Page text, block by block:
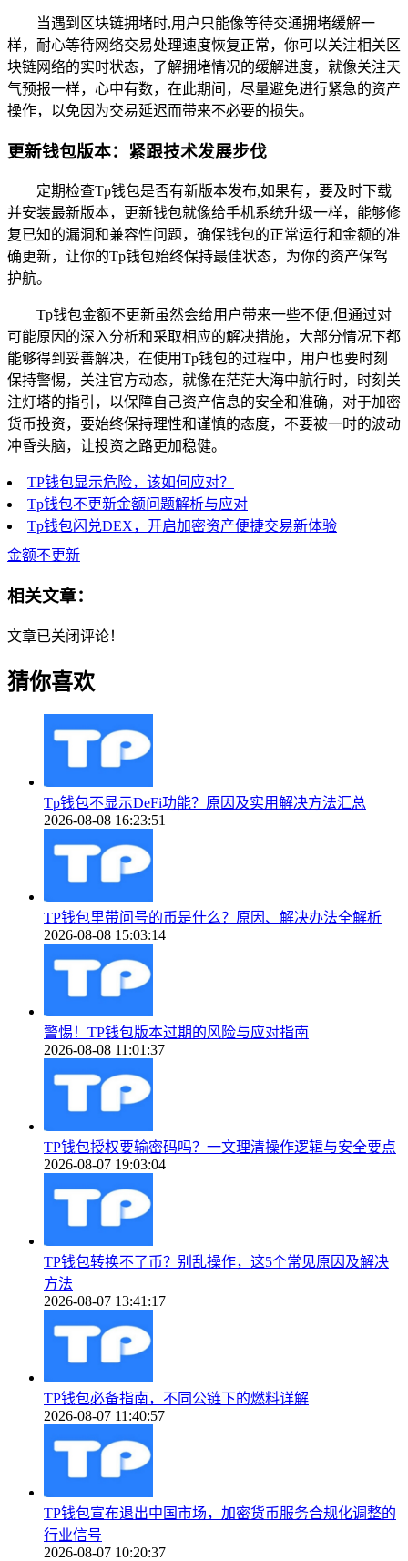
当遇到区块链拥堵时,用户只能像等待交通拥堵缓解一
样，耐心等待网络交易处理速度恢复正常，你可以关注相关区
块链网络的实时状态，了解拥堵情况的缓解进度，就像关注天
气预报一样，心中有数，在此期间，尽量避免进行紧急的资产
操作，以免因为交易延迟而带来不必要的损失。
更新钱包版本：紧跟技术发展步伐
定期检查Tp钱包是否有新版本发布,如果有，要及时下载
并安装最新版本，更新钱包就像给手机系统升级一样，能够修
复已知的漏洞和兼容性问题，确保钱包的正常运行和金额的准
确更新，让你的Tp钱包始终保持最佳状态，为你的资产保驾
护航。
Tp钱包金额不更新虽然会给用户带来一些不便,但通过对
可能原因的深入分析和采取相应的解决措施，大部分情况下都
能够得到妥善解决，在使用Tp钱包的过程中，用户也要时刻
保持警惕，关注官方动态，就像在茫茫大海中航行时，时刻关
注灯塔的指引，以保障自己资产信息的安全和准确，对于加密
货币投资，要始终保持理性和谨慎的态度，不要被一时的波动
冲昏头脑，让投资之路更加稳健。
TP钱包显示危险，该如何应对？
Tp钱包不更新金额问题解析与应对
Tp钱包闪兑DEX，开启加密资产便捷交易新体验
金额不更新
相关文章：
文章已关闭评论！
猜你喜欢
Tp钱包不显示DeFi功能？原因及实用解决方法汇总
2026-08-08 16:23:51
TP钱包里带问号的币是什么？原因、解决办法全解析
2026-08-08 15:03:14
警惕！TP钱包版本过期的风险与应对指南
2026-08-08 11:01:37
TP钱包授权要输密码吗？一文理清操作逻辑与安全要点
2026-08-07 19:03:04
TP钱包转换不了币？别乱操作，这5个常见原因及解决
方法
2026-08-07 13:41:17
TP钱包必备指南，不同公链下的燃料详解
2026-08-07 11:40:57
TP钱包宣布退出中国市场，加密货币服务合规化调整的
行业信号
2026-08-07 10:20:37